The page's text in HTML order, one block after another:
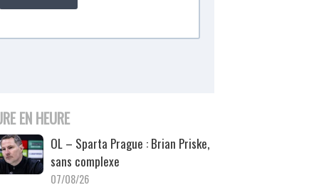
EN HEURE
OL – Sparta Prague : Brian Priske,
sans complexe
07/08/26